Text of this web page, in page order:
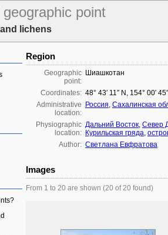
geographic point
lichens
Region
Geographic
point:
Шиашкотан
Coordinates: 48° 43′ 11″ N, 154° 00′
Administrative
location:
Россия, Сахалинская
Physiographic
location:
Дальний Восток, Север
Курильская гряда,
Author: Светлана Евфратова
Images
From 1 to 20 are shown (20 of 20 found)